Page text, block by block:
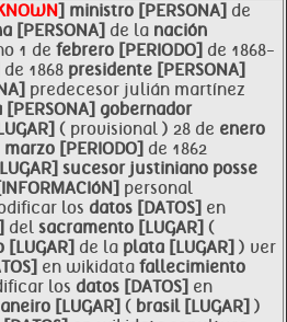
] ministro [PERSONA] de
[PERSONA] de la nación
1 de febrero [PERIODO] de 1868-
de 1868 presidente [PERSONA]
predecesor julián martínez
gobernador
( provisional ) 28 de enero
marzo [PERIODO] de 1862
sucesor justiniano posse
personal
los datos [DATOS] en
del sacramento [LUGAR] (
[LUGAR] de la plata [LUGAR] ) ver
en wikidata fallecimiento
los datos [DATOS] en
[LUGAR] ( brasil [LUGAR] )